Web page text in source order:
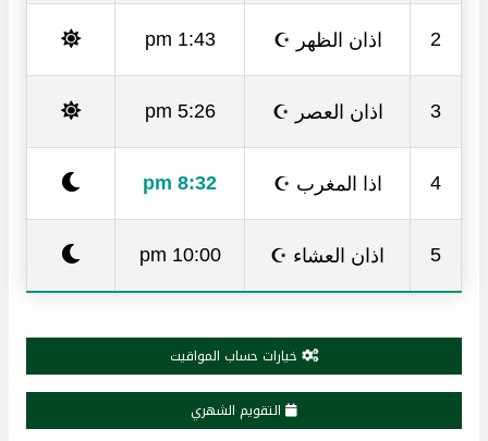
2 اذان الظهر ☪ 1:43 pm
3 اذان العصر ☪ 5:26 pm
4 اذا المغرب ☪ 8:32 pm
5 اذان العشاء ☪ 10:00 pm
التقويم الشهري